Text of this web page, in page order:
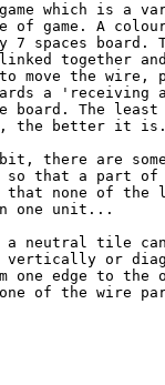
which is a
game. A
spaces board.
together
move the wire,
a 'receiving
The least
the better it
there are
so that a part
that none of the
one unit...
neutral tile
vertically or
one edge to the
of the wire